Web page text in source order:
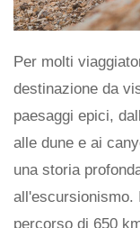
Per molti
destinazione da
paesaggi epici,
alle dune e ai
una storia
all'escursionismo.
percorso di 650